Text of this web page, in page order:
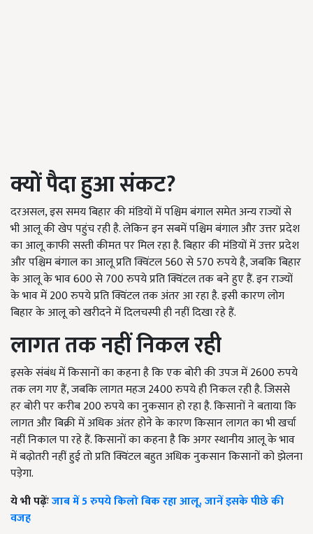
क्यों पैदा हुआ संकट?
दरअसल, इस समय बिहार की मंडियों में पश्चिम बंगाल समेत अन्य राज्यों से
भी आलू की खेप पहुंच रही है. लेकिन इन सबमें पश्चिम बंगाल और उत्तर प्रदेश
का आलू काफी सस्ती कीमत पर मिल रहा है. बिहार की मंडियों में उत्तर प्रदेश
और पश्चिम बंगाल का आलू प्रति क्विंटल 560 से 570 रुपये है, जबकि बिहार
के आलू के भाव 600 से 700 रुपये प्रति क्विंटल तक बने हुए हैं. इन राज्यों
के भाव में 200 रुपये प्रति क्विंटल तक अंतर आ रहा है. इसी कारण लोग
बिहार के आलू को खरीदने में दिलचस्पी ही नहीं दिखा रहे हैं.
लागत तक नहीं निकल रही
इसके संबंध में किसानों का कहना है कि एक बोरी की उपज में 2600 रुपये
तक लग गए हैं, जबकि लागत महज 2400 रुपये ही निकल रही है. जिससे
हर बोरी पर करीब 200 रुपये का नुकसान हो रहा है. किसानों ने बताया कि
लागत और बिक्री में अधिक अंतर होने के कारण किसान लागत का भी खर्चा
नहीं निकाल पा रहे हैं. किसानों का कहना है कि अगर स्थानीय आलू के भाव
में बढ़ोतरी नहीं हुई तो प्रति क्विंटल बहुत अधिक नुकसान किसानों को झेलना
पड़ेगा.
ये भी पढ़ेंःजाब में 5 रुपये किलो बिक रहा आलू, जानें इसके पीछे की
वजह